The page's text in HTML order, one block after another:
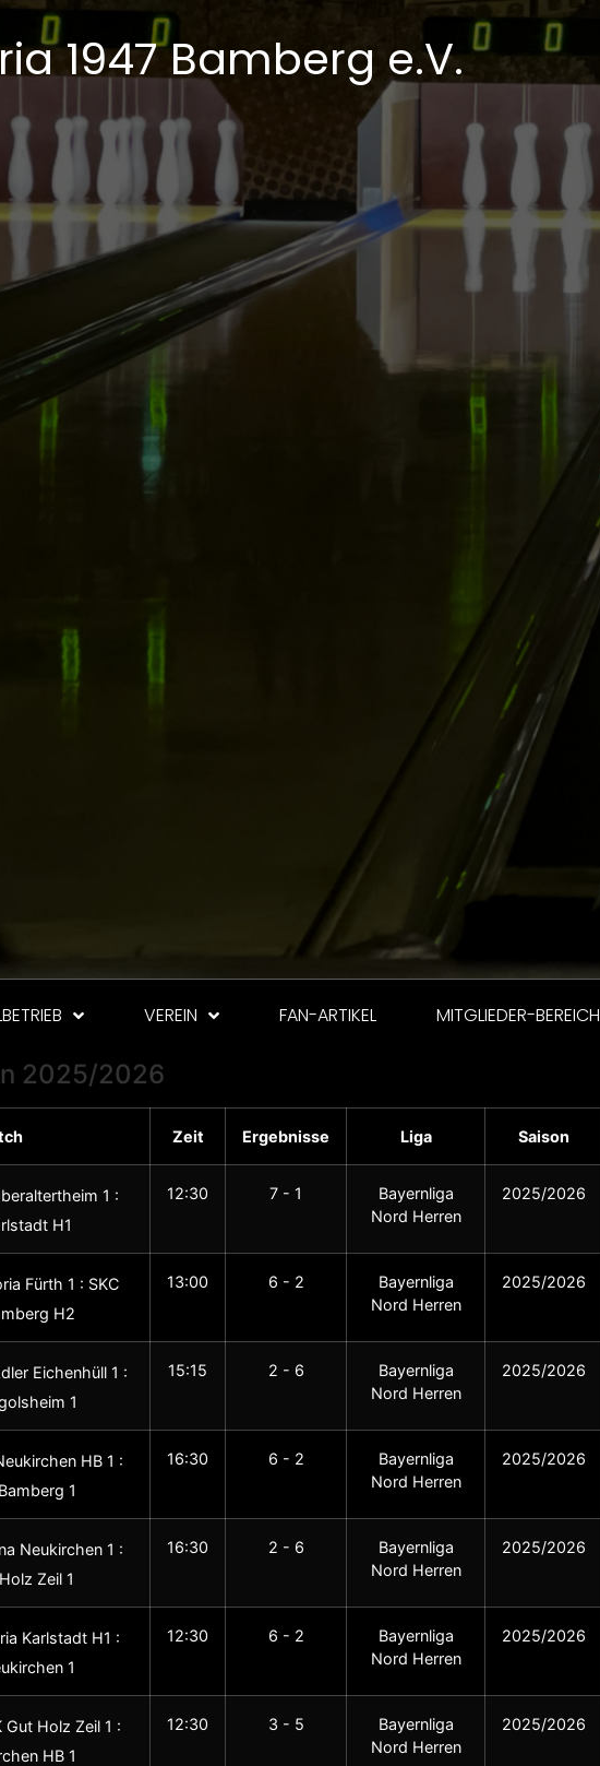
1947 Bamberg e.V.
VEREIN FAN-ARTIKEL MITGLIEDER-BEREICH
2025/2026
Zeit Ergebnisse Liga Saison
1 :
H1
12:30 7 - 1
Bayernliga
Nord Herren
2025/2026
Fürth 1 : SKC
H2
13:00 6 - 2
Bayernliga
Nord Herren
2025/2026
Eichenhüll 1 :
1
15:15 2 - 6
Bayernliga
Nord Herren
2025/2026
HB 1 :
1
16:30 6 - 2
Bayernliga
Nord Herren
2025/2026
Neukirchen 1 :
Zeil 1
16:30 2 - 6
Bayernliga
Nord Herren
2025/2026
Karlstadt H1 :
1
12:30 6 - 2
Bayernliga
Nord Herren
2025/2026
Gut Holz Zeil 1 :
HB 1
12:30 3 - 5
Bayernliga
Nord Herren
2025/2026